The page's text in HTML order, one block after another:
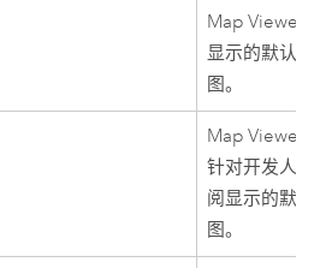
Map Viewer
显示的默认底
图。
Map Viewer
针对开发人员
阅显示的默认
图。